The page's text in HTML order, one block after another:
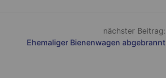
nächster Beitrag:
Ehemaliger Bienenwagen abgebrannt